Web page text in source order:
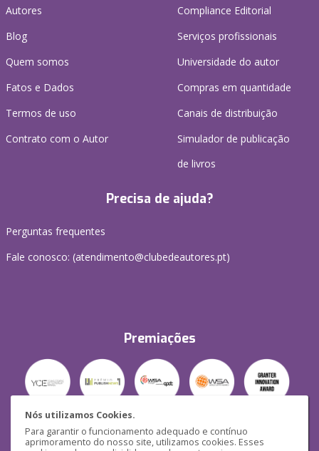
Nós utilizamos Cookies.
Para garantir o funcionamento adequado e contínuo
aprimoramento do nosso site, utilizamos cookies. Esses
Autores
Blog
Quem somos
Fatos e Dados
Termos de uso
Contrato com o Autor
Compliance Editorial
Serviços profissionais
Universidade do autor
Compras em quantidade
Canais de distribuição
Simulador de publicação
de livros
Precisa de ajuda?
Perguntas frequentes
Fale conosco: (atendimento@clubedeautores.pt)
Premiações
Segurança